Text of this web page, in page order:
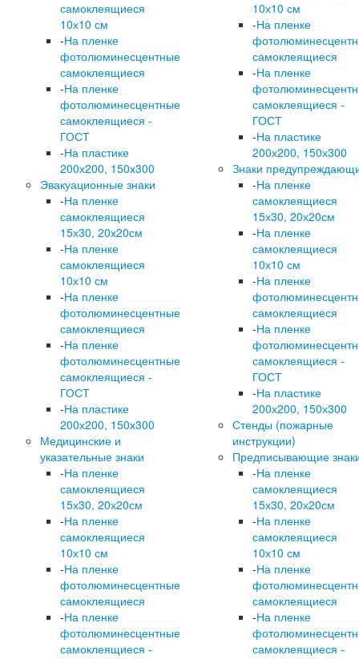
самоклеящиеся
10х10 см
-На пленке
фотолюминесцентные
самоклеящиеся
-На пленке
фотолюминесцентные
самоклеящиеся -
ГОСТ
-На пластике
200х200, 150х300
Эвакуационные знаки
-На пленке
самоклеящиеся
15х30, 20х20см
-На пленке
самоклеящиеся
10х10 см
-На пленке
фотолюминесцентные
самоклеящиеся
-На пленке
фотолюминесцентные
самоклеящиеся -
ГОСТ
-На пластике
200х200, 150х300
Медицинские и
указательные знаки
-На пленке
самоклеящиеся
15х30, 20х20см
-На пленке
самоклеящиеся
10х10 см
-На пленке
фотолюминесцентные
самоклеящиеся
-На пленке
фотолюминесцентные
самоклеящиеся -
10х10 см
-На пленке
самоклеящиеся
-На пленке
самоклеящиеся -
ГОСТ
-На пластике
200х200, 150х300
Знаки
-На пленке
самоклеящиеся
15х30, 20х20см
-На пленке
самоклеящиеся
10х10 см
-На пленке
самоклеящиеся
-На пленке
самоклеящиеся -
ГОСТ
-На пластике
200х200, 150х300
Стенды (пожарные
инструкции)
Предписывающие
-На пленке
самоклеящиеся
15х30, 20х20см
-На пленке
самоклеящиеся
10х10 см
-На пленке
самоклеящиеся
-На пленке
самоклеящиеся -